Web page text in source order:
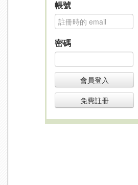
帳號
密碼
會員登入
免費註冊